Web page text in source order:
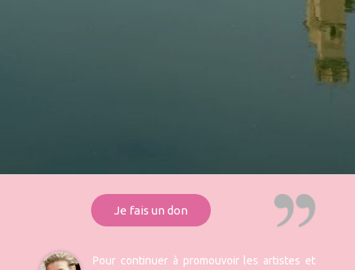
Je fais un don
Pour continuer à promouvoir les artistes et